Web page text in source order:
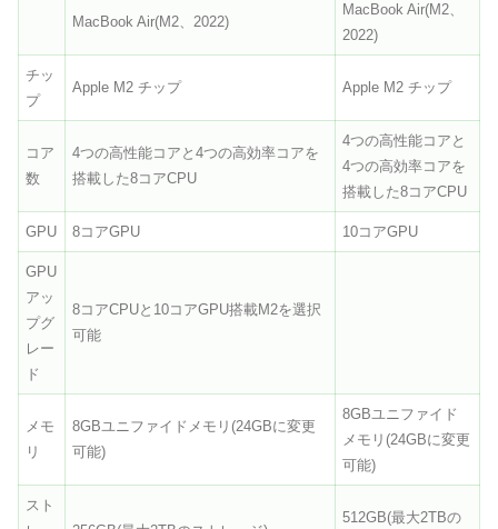
MacBook Air(M2、2022)
MacBook Air(M2、
2022)
チッ
プ
Apple M2 チップ Apple M2 チップ
コア
数
4つの高性能コアと4つの高効率コアを
搭載した8コアCPU
4つの高性能コアと
4つの高効率コアを
搭載した8コアCPU
GPU 8コアGPU 10コアGPU
GPU
アッ
プグ
レー
ド
8コアCPUと10コアGPU搭載M2を選択
可能
メモ
リ
8GBユニファイドメモリ(24GBに変更
可能)
8GBユニファイド
メモリ(24GBに変更
可能)
スト
512GB(最大2TBの